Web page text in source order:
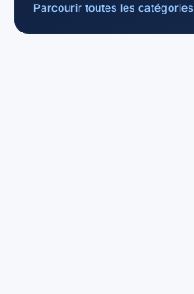
Parcourir toutes les catégories